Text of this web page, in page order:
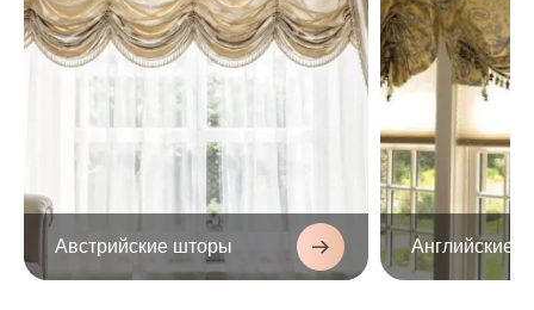
Салон «Рози Блюз» находится по адресу: Москва,
Лихоборская набережная, д. 14.
Австрийские шторы